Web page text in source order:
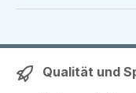
Qualität und